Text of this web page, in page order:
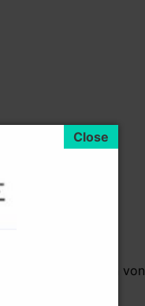
Ingenieur, leitet ein von